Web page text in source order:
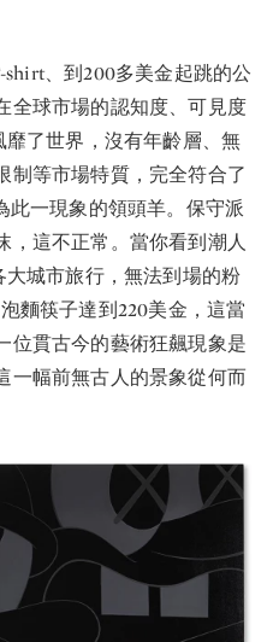
、到200多美金起跳的公
全球市場的認知度、可見度
了世界，沒有年齡層、無
制等市場特質，完全符合了
此一現象的領頭羊。保守派
，這不正常。當你看到潮人
城市旅行，無法到場的粉
麵筷子達到220美金，這當
位貫古今的藝術狂飆現象是
一幅前無古人的景象從何而